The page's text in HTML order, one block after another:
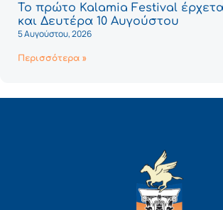
Το πρώτο Kalamia Festival
και Δευτέρα 10 Αυγούστου
5 Αυγούστου, 2026
Περισσότερα »